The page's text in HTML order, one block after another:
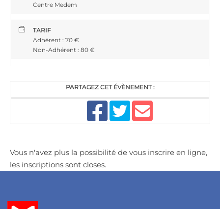
Centre Medem
TARIF
Adhérent : 70 €
Non-Adhérent : 80 €
PARTAGEZ CET ÉVÈNEMENT :
Vous n'avez plus la possibilité de vous inscrire en ligne,
les inscriptions sont closes.